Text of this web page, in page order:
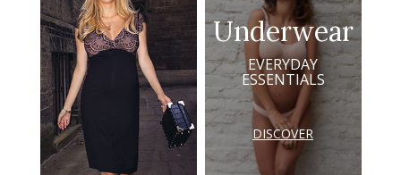
Underwear
EVERYDAY
ESSENTIALS
DISCOVER